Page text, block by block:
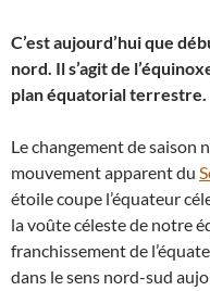
C’est aujourd’hui que
nord. Il s’agit de
plan équatorial terrestre.
Le changement de saison
mouvement apparent du
étoile coupe l’équateur
la voûte céleste de notre
franchissement de
dans le sens nord-sud